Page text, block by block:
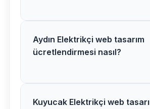
Kuyucak bölgesindeki
tasarım projelerimiz ortalama
Aydın Elektrikçi web tasarım
ücretlendirmesi nasıl?
Aydın bölgesinde Elektrikçi
Kuyucak Elektrikçi web